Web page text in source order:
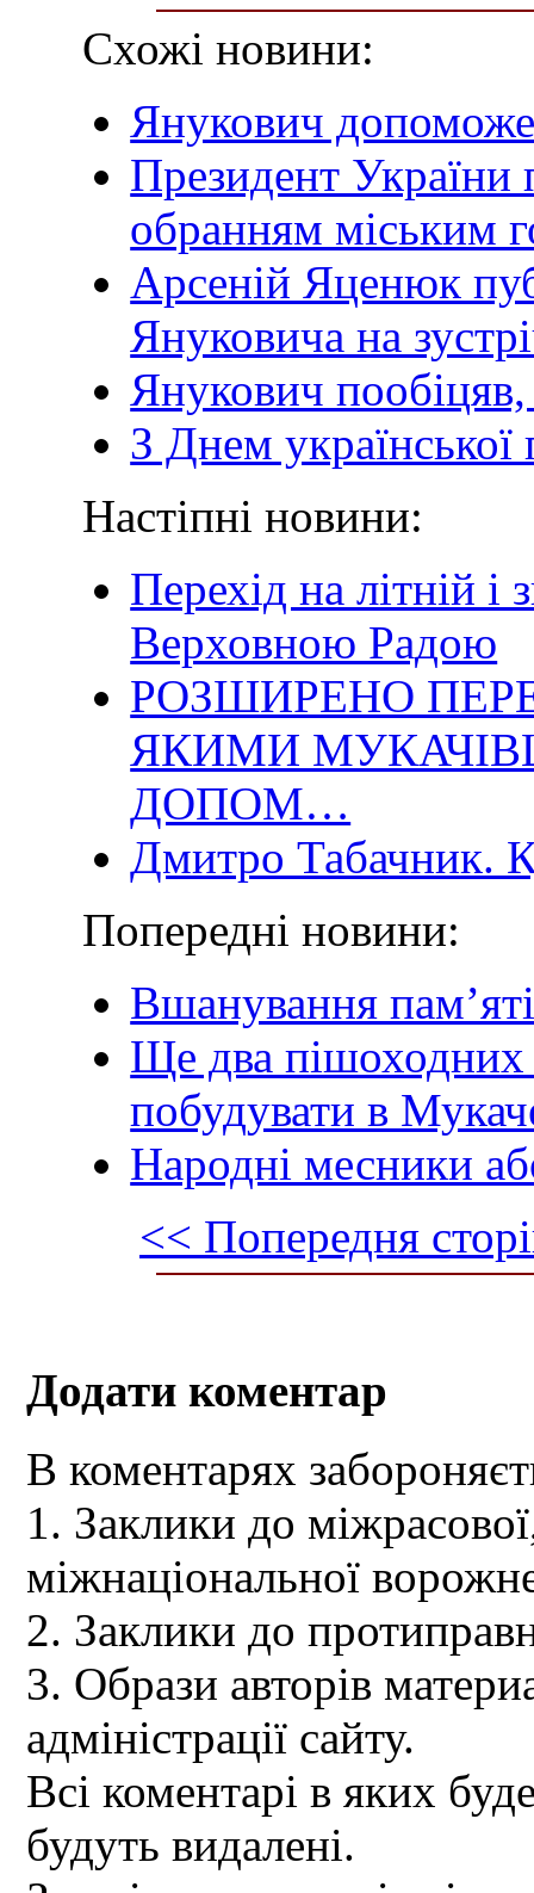
Схожі новини:
Янукович
Президент України
обранням міським
Арсеній Яценюк
Януковича на
Янукович
З Днем
Настіпні новини:
Перехід на літній і
Верховною Радою
РОЗШИРЕНО
ЯКИМИ
ДОПОМ…
Дмитро Табачник.
Попередні новини:
Вшанування
Ще два
побудувати в
Народні месники
<< Попередня
Додати коментар
В коментарях
1. Заклики до
міжнаціональної
2. Заклики до
3. Образи авторів
адміністрації сайту.
Всі коментарі в яких
будуть видалені.